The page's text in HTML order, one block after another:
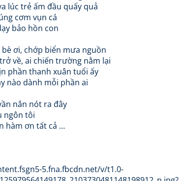
lúc trẻ ấm đầu quấy quả
cơm vụn cá
bảo hồn con
bè ơi, chớp biển mưa nguồn
về, ai chiến trường nằm lại
phần thanh xuân tuổi ấy
nào dành mỗi phần ai
nắn nót ra đây
ngôn tôi
hàm ơn tất cả …